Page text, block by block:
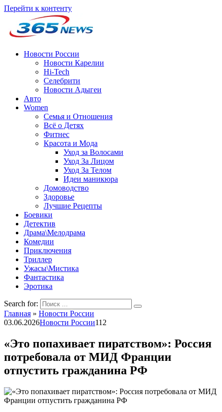
Перейти к контенту
Новости России
Новости Карелии
Hi-Tech
Селебрити
Новости Адыгеи
Авто
Women
Семья и Отношения
Всё о Детях
Фитнес
Красота и Мода
Уход за Волосами
Уход За Лицом
Уход За Телом
Идеи маникюра
Домоводство
Здоровье
Лучшие Рецепты
Боевики
Детектив
Драма\Мелодрама
Комедии
Приключения
Триллер
Ужасы\Мистика
Фантастика
Эротика
Search for:
Главная » Новости России
03.06.2026Новости России112
«Это попахивает пиратством»: Россия
потребовала от МИД Франции
отпустить гражданина РФ